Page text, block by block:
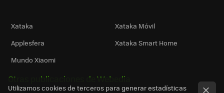
Xataka
Xataka Móvil
Applesfera
Xataka Smart Home
Mundo Xiaomi
Otras publicaciones de Webedia
Utilizamos cookies de terceros para generar estadísticas